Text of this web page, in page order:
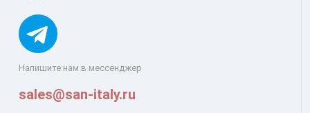
Напишите нам в мессенджер
sales@san-italy.ru